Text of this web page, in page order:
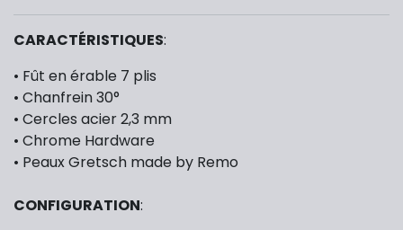
CARACTÉRISTIQUES:
• Fût en érable 7 plis
• Chanfrein 30°
• Cercles acier 2,3 mm
• Chrome Hardware
• Peaux Gretsch made by Remo​
CONFIGURATION: